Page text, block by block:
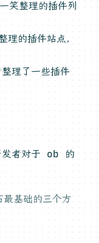
new window)
笑整理的插件列
的插件站点，
new window)
整理了一些插件
发者对于 ob 的
基础的三个方